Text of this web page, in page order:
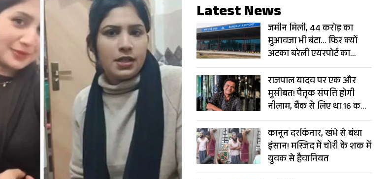
Latest News
जमीन मिली, 44 करोड़ का
मुआवजा भी बंटा… फिर क्यों
अटका बरेली एयरपोर्ट का
विस्तार?
राजपाल यादव पर एक और
मुसीबत! पैतृक संपत्ति होगी
नीलाम, बैंक से लिए था 16 करोड़
का लोन
कानून दरकिनार, खंभे से बंधा
इंसान! मस्जिद में चोरी के शक में
युवक से हैवानियत